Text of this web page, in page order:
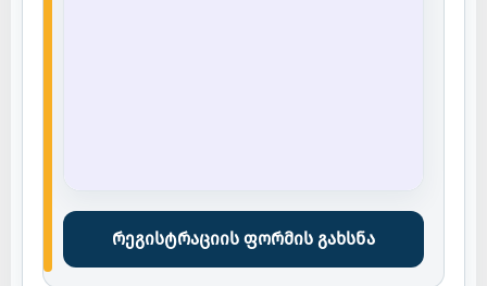
რეგისტრაციის ფორმის გახსნა